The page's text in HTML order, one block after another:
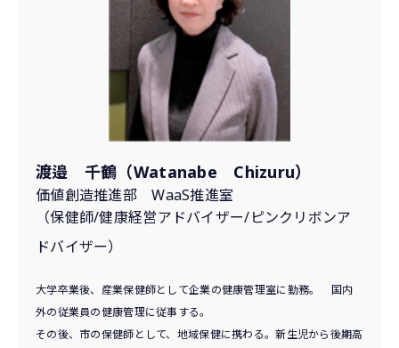
渡邉 千鶴（Watanabe Chizuru）
価値創造推進部 WaaS推進室
（保健師/健康経営アドバイザー/ピンクリボンア
ドバイザー）
大学卒業後、産業保健師として企業の健康管理室に勤務。 国内
外の従業員の健康管理に従事する。
その後、市の保健師として、地域保健に携わる。新生児から後期高